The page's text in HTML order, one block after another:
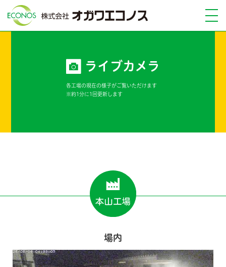
ライブカメラ
各工場の現在の様子がご覧いただけます
※約1分に1回更新します
場内